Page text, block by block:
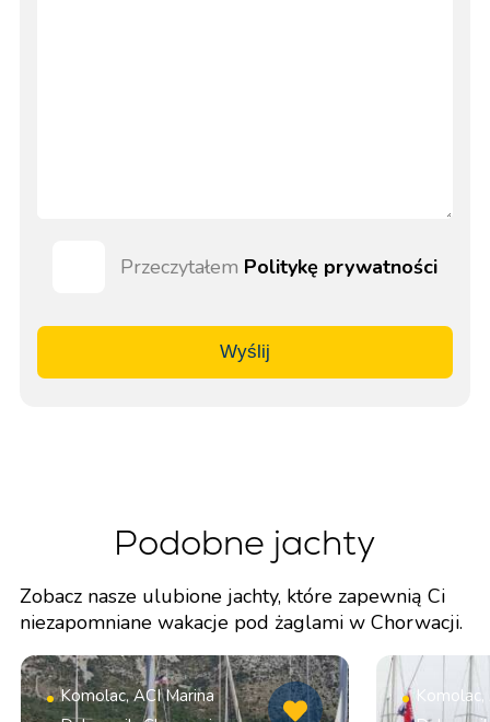
Przeczytałem Politykę prywatności
Wyślij
Podobne jachty
Zobacz nasze ulubione jachty, które zapewnią Ci
niezapomniane wakacje pod żaglami w Chorwacji.
Komolac, ACI Marina
Komolac,